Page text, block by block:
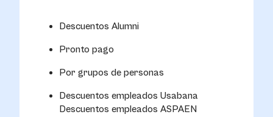
Descuentos Alumni
Pronto pago
Por grupos de personas
Descuentos empleados Usabana
Descuentos empleados ASPAEN